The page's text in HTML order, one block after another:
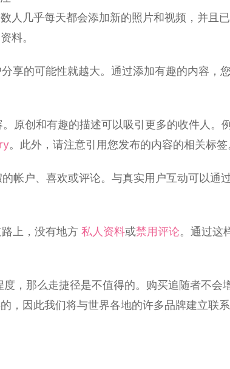
人几乎每天都会添加新的照片和视频，并且
料。
享的可能性就越大。通过添加有趣的内容，
原创和有趣的描述可以吸引更多的收件人。
。此外，请注意引用您发布的内容的相关标签
帐户、喜欢或评论。与真实用户互动可以通
上，没有地方 私人资料或禁用评论。通过这
，那么走捷径是不值得的。购买追随者不会
，因此我们将与世界各地的许多品牌建立联系